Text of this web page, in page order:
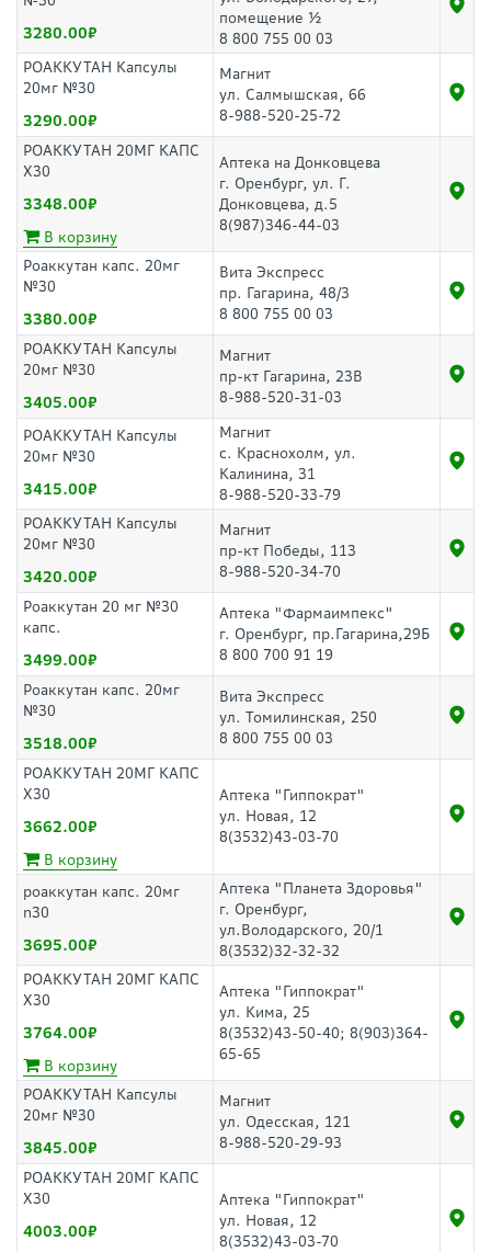
3280.00
помещение ½
8 800 755 00 03
РОАККУТАН Капсулы
20мг №30
3290.00
Магнит
ул. Салмышская, 66
8-988-520-25-72
РОАККУТАН 20МГ КАПС
Х30
3348.00
В корзину
Аптека на Донковцева
г. Оренбург, ул. Г.
Донковцева, д.5
8(987)346-44-03
Роаккутан капс. 20мг
№30
3380.00
Вита Экспресс
пр. Гагарина, 48/3
8 800 755 00 03
РОАККУТАН Капсулы
20мг №30
3405.00
Магнит
пр-кт Гагарина, 23В
8-988-520-31-03
РОАККУТАН Капсулы
20мг №30
3415.00
Магнит
с. Краснохолм, ул.
Калинина, 31
8-988-520-33-79
РОАККУТАН Капсулы
20мг №30
3420.00
Магнит
пр-кт Победы, 113
8-988-520-34-70
Роаккутан 20 мг №30
капс.
3499.00
Аптека "Фармаимпекс"
г. Оренбург, пр.Гагарина,29Б
8 800 700 91 19
Роаккутан капс. 20мг
№30
3518.00
Вита Экспресс
ул. Томилинская, 250
8 800 755 00 03
РОАККУТАН 20МГ КАПС
Х30
3662.00
В корзину
Аптека "Гиппократ"
ул. Новая, 12
8(3532)43-03-70
роаккутан капс. 20мг
n30
3695.00
Аптека "Планета Здоровья"
г. Оренбург,
ул.Володарского, 20/1
8(3532)32-32-32
РОАККУТАН 20МГ КАПС
Х30
3764.00
В корзину
Аптека "Гиппократ"
ул. Кима, 25
8(3532)43-50-40; 8(903)364-
65-65
РОАККУТАН Капсулы
20мг №30
3845.00
Магнит
ул. Одесская, 121
8-988-520-29-93
РОАККУТАН 20МГ КАПС
Х30
4003.00
Аптека "Гиппократ"
ул. Новая, 12
8(3532)43-03-70